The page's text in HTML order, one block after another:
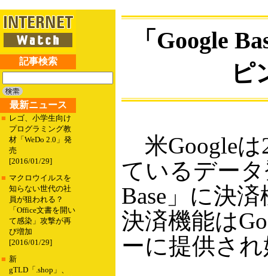
記事検索
最新ニュース
■ レゴ、小学生向け
プログラミング教
材「WeDo 2.0」発
売
[2016/01/29]
■ マクロウイルスを
知らない世代の社
員が狙われる？
「Office文書を開い
て感染」攻撃が再
び増加
[2016/01/29]
■ 新
gTLD「.shop」、
「Google
ピ
米Googleは
ているデー
Base」に決
決済機能は
ーに提供さ